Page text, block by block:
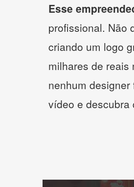
Esse
profissional. Não
criando um logo
milhares de reais
nenhum
vídeo e descubra